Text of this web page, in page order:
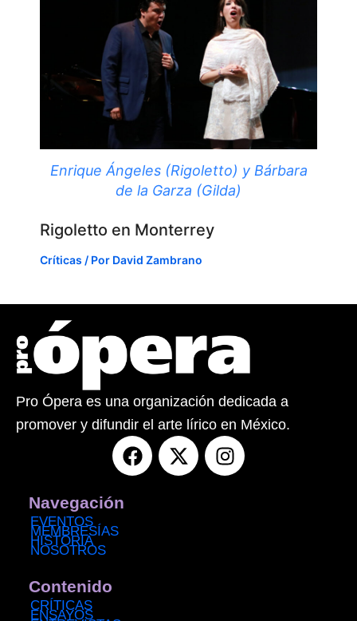
Enrique Ángeles (Rigoletto) y Bárbara
de la Garza (Gilda)
Rigoletto en Monterrey
Críticas / Por David Zambrano
Pro Ópera es una organización dedicada a
promover y difundir el arte lírico en México.
F
a
X
-
I
n
Navegación
EVENTOS
MEMBRESÍAS
HISTORIA
NOSOTROS
Contenido
CRÍTICAS
ENSAYOS